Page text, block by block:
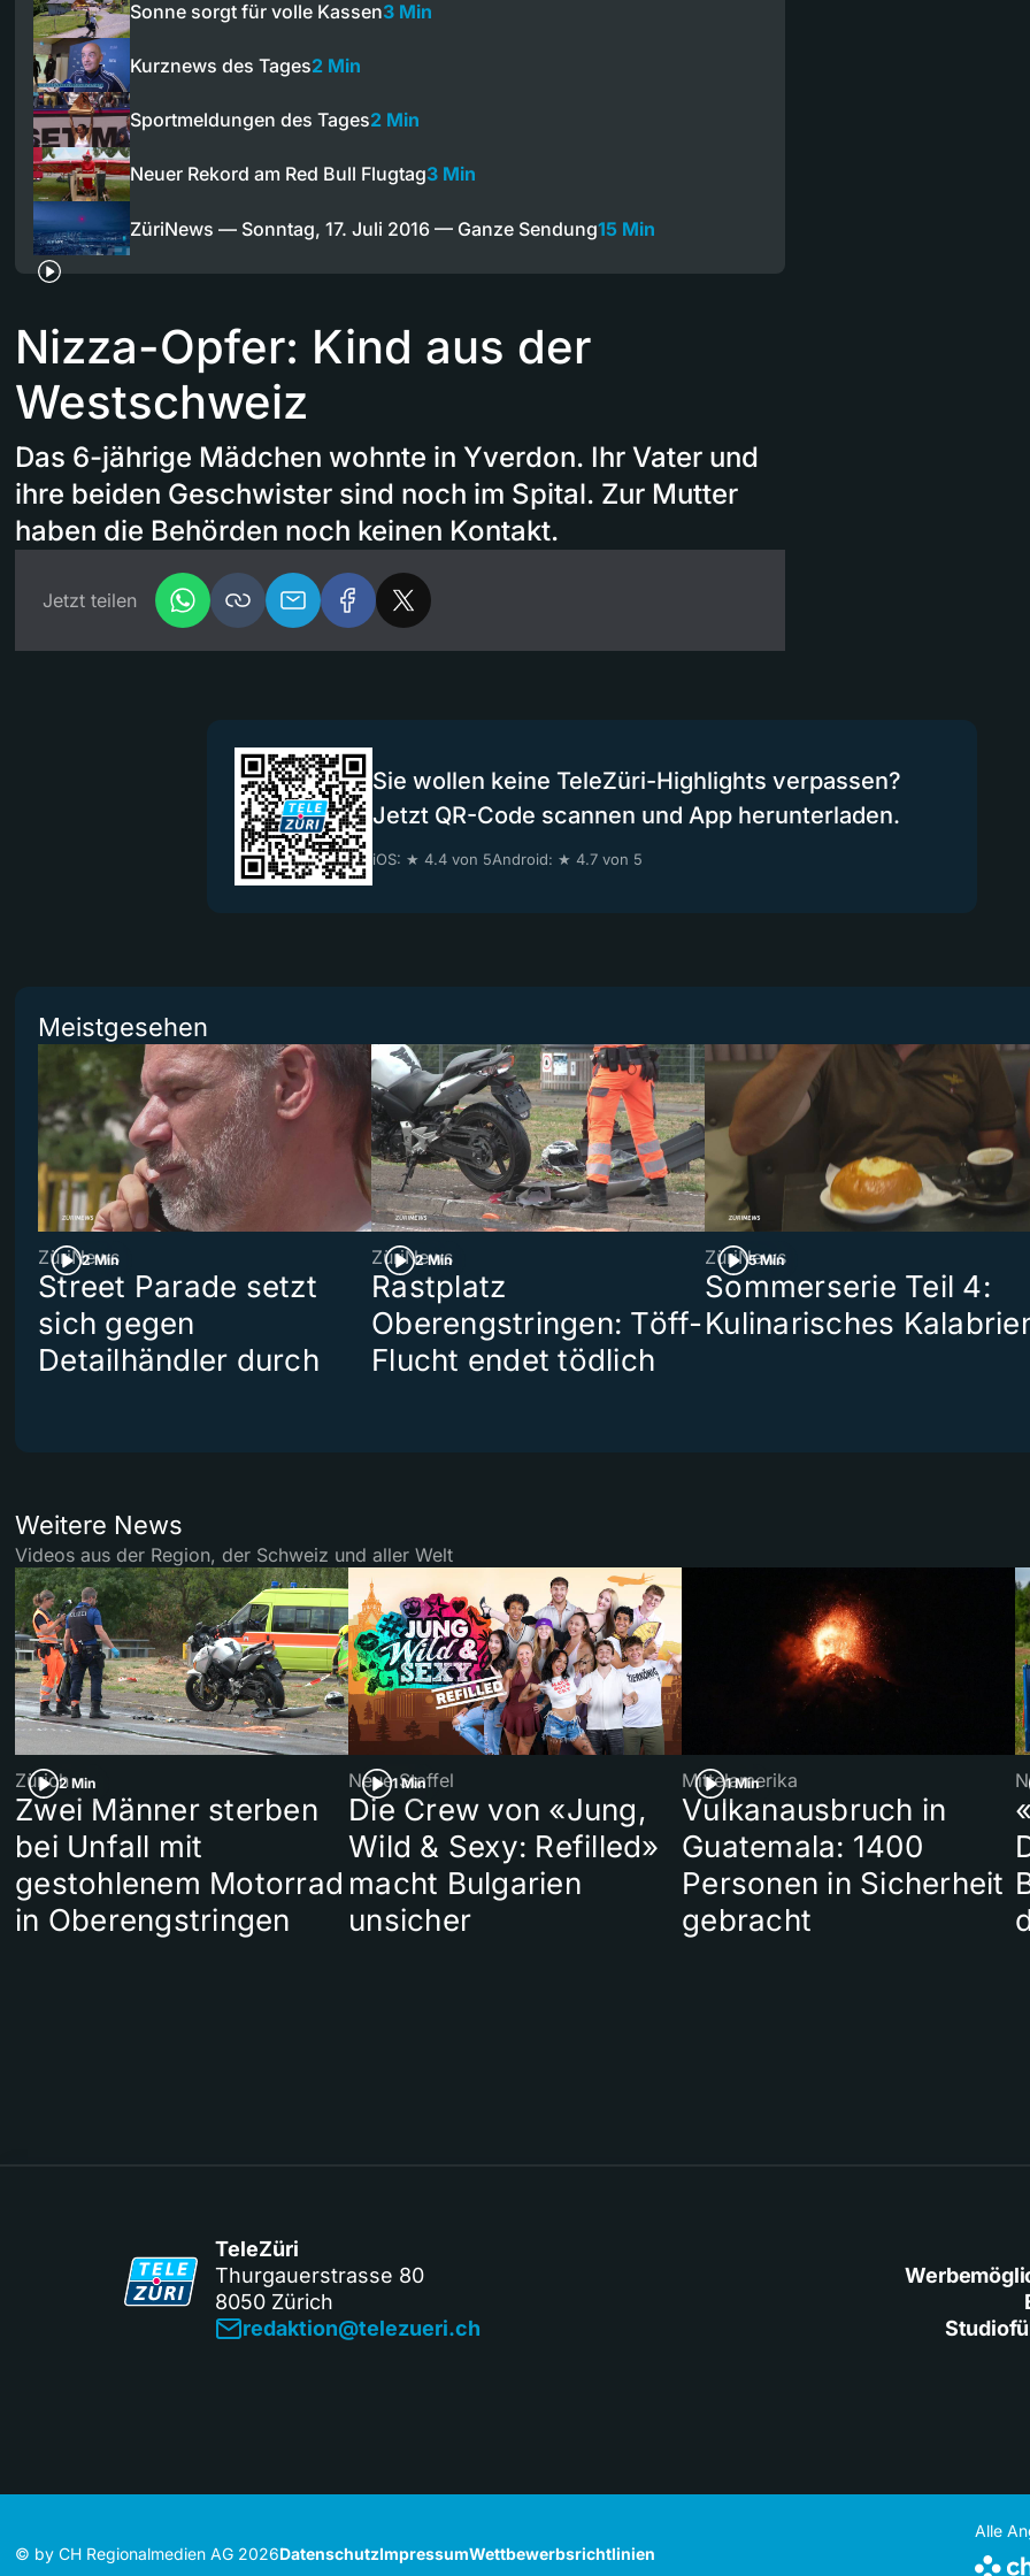
Sonne sorgt für volle Kassen3 Min
Kurznews des Tages2 Min
Sportmeldungen des Tages2 Min
Neuer Rekord am Red Bull Flugtag3 Min
ZüriNews — Sonntag, 17. Juli 2016 — Ganze Sendung15 Min
Nizza-Opfer: Kind aus der
Westschweiz
Das 6-jährige Mädchen wohnte in Yverdon. Ihr Vater und
ihre beiden Geschwister sind noch im Spital. Zur Mutter
haben die Behörden noch keinen Kontakt.
Jetzt teilen
Sie wollen keine TeleZüri-Highlights verpassen?
Jetzt QR-Code scannen und App herunterladen.
iOS: ★ 4.4 von 5Android: ★ 4.7 von 5
Meistgesehen
2 Min
ZüriNews
Street Parade setzt
sich gegen
Detailhändler durch
2 Min
ZüriNews
Rastplatz
Oberengstringen: Töff-
Flucht endet tödlich
5 Min
ZüriNews
Sommerserie Teil 4:
Kulinarisches
Weitere News
Videos aus der Region, der Schweiz und aller Welt
2 Min
Zürich
Zwei Männer sterben
bei Unfall mit
gestohlenem Motorrad
in Oberengstringen
1 Min
Neue Staffel
Die Crew von «Jung,
Wild & Sexy: Refilled»
macht Bulgarien
unsicher
1 Min
Mittelamerika
Vulkanausbruch in
Guatemala: 1400
Personen in Sicherheit
gebracht
TeleZüri
Thurgauerstrasse 80
8050 Zürich
redaktion@telezueri.ch
© by CH Regionalmedien AG 2026DatenschutzImpressumWettbewerbsrichtlinien
Alle